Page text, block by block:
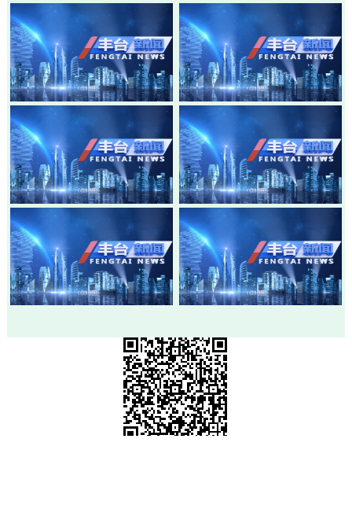
20260805-丰台新闻
20260803-丰台新闻
20260730-丰台新闻
20260728-丰台新闻